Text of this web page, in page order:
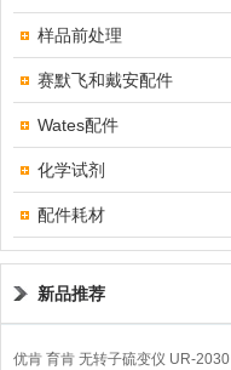
样品前处理
赛默飞和戴安配件
Wates配件
化学试剂
配件耗材
新品推荐
优肯 育肯 无转子硫变仪 UR-2030